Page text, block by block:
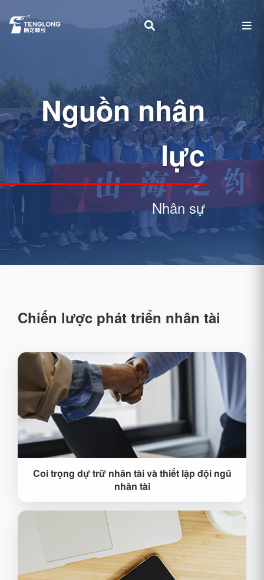
Nguồn nhân
lực
Nhân sự
Chiến lược phát triển nhân tài
Dự trữ nguồn nhân lực cho sự phát triển trong
tương lai của tổ chức thông qua tuyển dụng trong
khuôn viên trường và hợp tác đại học. Đồng thời,
thông qua luân chuyển nhân viên, đào tạo đa dạng
và quản lý thăng tiến đa kênh, ươm mầm, dự trữ và
đào tạo nhân tài, tạo nền tảng nhân tài cho sự phát
triển lâu dài của doanh nghiệp.
Coi trọng dự trữ nhân tài và thiết lập đội ngũ
nhân tài